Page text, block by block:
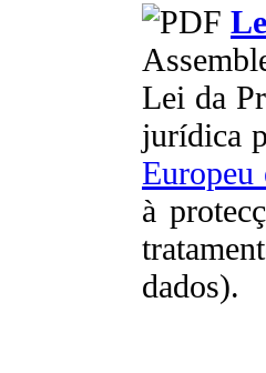
Lei da
jurídica
Europeu
à
dados).